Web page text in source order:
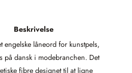
Beskrivelse
engelske låneord for kunstpels,
på dansk i modebranchen. Det
fibre designet til at ligne